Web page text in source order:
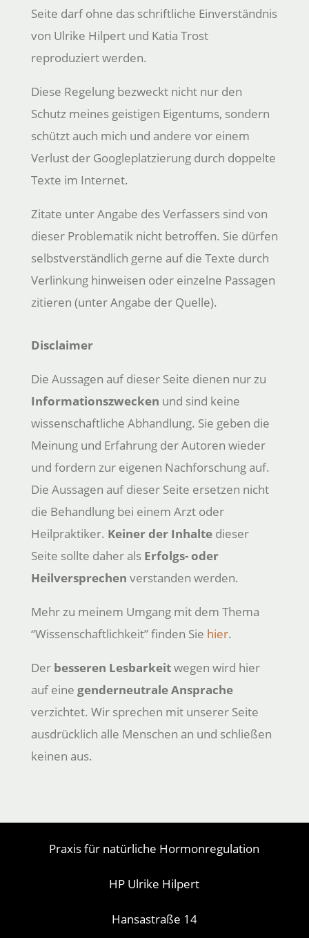
Seite darf ohne das schriftliche Einverständnis
von Ulrike Hilpert und Katia Trost
reproduziert werden.
Diese Regelung bezweckt nicht nur den
Schutz meines geistigen Eigentums, sondern
schützt auch mich und andere vor einem
Verlust der Googleplatzierung durch doppelte
Texte im Internet.
Zitate unter Angabe des Verfassers sind von
dieser Problematik nicht betroffen. Sie dürfen
selbstverständlich gerne auf die Texte durch
Verlinkung hinweisen oder einzelne Passagen
zitieren (unter Angabe der Quelle).
Disclaimer
Die Aussagen auf dieser Seite dienen nur zu
Informationszwecken und sind keine
wissenschaftliche Abhandlung. Sie geben die
Meinung und Erfahrung der Autoren wieder
und fordern zur eigenen Nachforschung auf.
Die Aussagen auf dieser Seite ersetzen nicht
die Behandlung bei einem Arzt oder
Heilpraktiker. Keiner der Inhaltedieser
Seite sollte daher als Erfolgs- oder
Heilversprechen verstanden werden.
Mehr zu meinem Umgang mit dem Thema
“Wissenschaftlichkeit” finden Sie hier.
Der besseren Lesbarkeitwegen wird hier
auf eine genderneutrale Ansprache
verzichtet. Wir sprechen mit unserer Seite
ausdrücklich alle Menschen an und schließen
keinen aus.
Praxis für natürliche Hormonregulation
HP Ulrike Hilpert
Hansastraße 14